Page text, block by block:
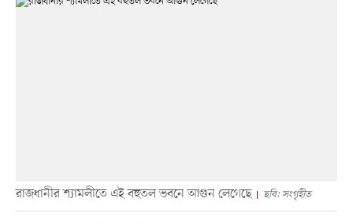
রাজধানীর শ্যামলীতে এই বহুতল ভবনে আগুন লেগেছে ছবি: সংগৃহীত